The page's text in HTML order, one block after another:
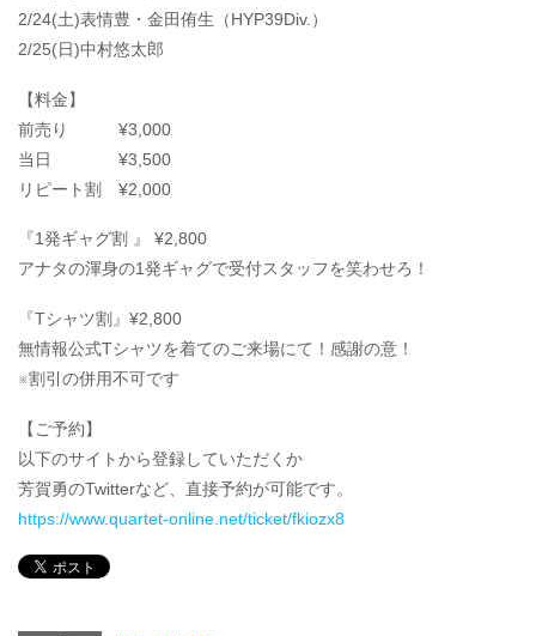
2/24(土)表情豊・金田侑生（HYP39Div.）
2/25(日)中村悠太郎
【料金】
前売り ¥3,000
当日 ¥3,500
リピート割 ¥2,000
『1発ギャグ割 』 ¥2,800
アナタの渾身の1発ギャグで受付スタッフを笑わせろ！
『Tシャツ割』¥2,800
無情報公式Tシャツを着てのご来場にて！感謝の意！
※割引の併用不可です
【ご予約】
以下のサイトから登録していただくか
芳賀勇のTwitterなど、直接予約が可能です。
https://www.quartet-online.net/ticket/fkiozx8